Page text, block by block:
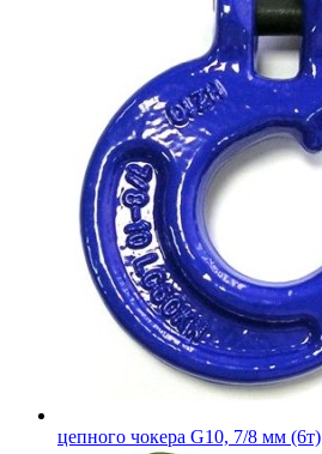
цепного чокера G10, 7/8 мм (6т)